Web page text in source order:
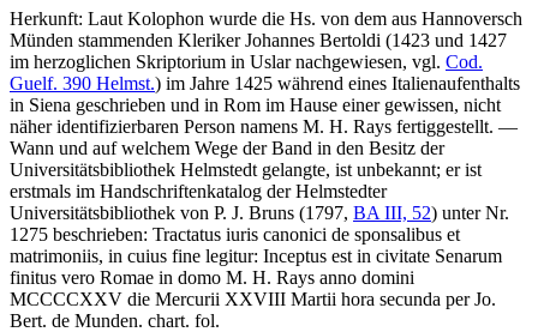
Herkunft: Laut Kolophon wurde die Hs. von dem aus Hannoversch
Münden stammenden Kleriker Johannes Bertoldi (1423 und 1427
im herzoglichen Skriptorium in Uslar nachgewiesen, vgl. Cod.
Guelf. 390 Helmst.) im Jahre 1425 während eines Italienaufenthalts
in Siena geschrieben und in Rom im Hause einer gewissen, nicht
näher identifizierbaren Person namens M. H. Rays fertiggestellt. —
Wann und auf welchem Wege der Band in den Besitz der
Universitätsbibliothek Helmstedt gelangte, ist unbekannt; er ist
erstmals im Handschriftenkatalog der Helmstedter
Universitätsbibliothek von P. J. Bruns (1797, BA III, 52) unter Nr.
1275 beschrieben: Tractatus iuris canonici de sponsalibus et
matrimoniis, in cuius fine legitur: Inceptus est in civitate Senarum
finitus vero Romae in domo M. H. Rays anno domini
MCCCCXXV die Mercurii XXVIII Martii hora secunda per Jo.
Bert. de Munden. chart. fol.